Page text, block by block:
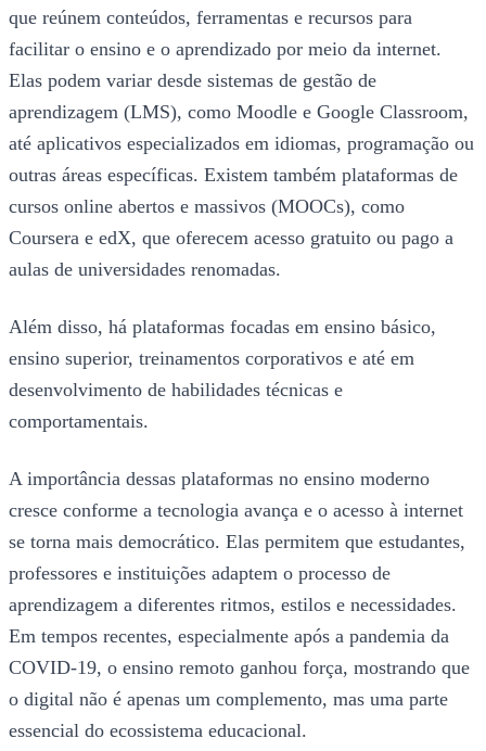
que reúnem conteúdos, ferramentas e recursos para
facilitar o ensino e o aprendizado por meio da internet.
Elas podem variar desde sistemas de gestão de
aprendizagem (LMS), como Moodle e Google Classroom,
até aplicativos especializados em idiomas, programação ou
outras áreas específicas. Existem também plataformas de
cursos online abertos e massivos (MOOCs), como
Coursera e edX, que oferecem acesso gratuito ou pago a
aulas de universidades renomadas.
Além disso, há plataformas focadas em ensino básico,
ensino superior, treinamentos corporativos e até em
desenvolvimento de habilidades técnicas e
comportamentais.
A importância dessas plataformas no ensino moderno
cresce conforme a tecnologia avança e o acesso à internet
se torna mais democrático. Elas permitem que estudantes,
professores e instituições adaptem o processo de
aprendizagem a diferentes ritmos, estilos e necessidades.
Em tempos recentes, especialmente após a pandemia da
COVID-19, o ensino remoto ganhou força, mostrando que
o digital não é apenas um complemento, mas uma parte
essencial do ecossistema educacional.